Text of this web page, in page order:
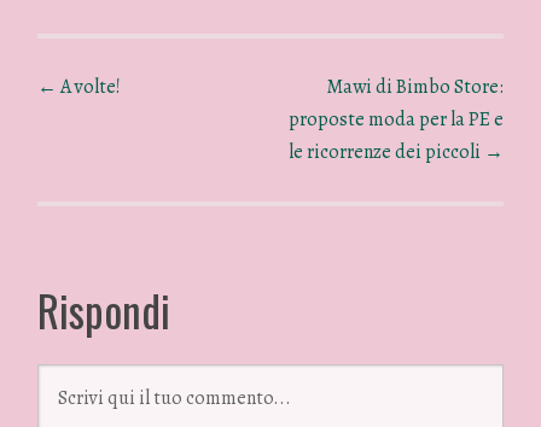
← A volte!
Mawi di Bimbo Store:
proposte moda per la PE e
le ricorrenze dei piccoli →
Rispondi